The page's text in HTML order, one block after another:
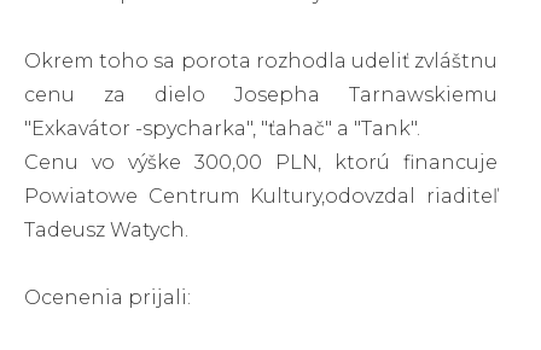
Okrem toho sa porota rozhodla udeliť zvláštnu
cenu za dielo Josepha Tarnawskiemu
"Exkavátor -spycharka", "ťahač" a "Tank".
Cenu vo výške 300,00 PLN, ktorú financuje
Powiatowe Centrum Kultury,odovzdal riaditeľ
Tadeusz Watych.
Ocenenia prijali: